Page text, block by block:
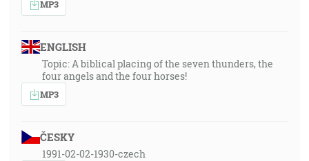
MP3
ENGLISH
Topic: A biblical placing of the seven thunders, the
four angels and the four horses!
MP3
ČESKY
1991-02-02-1930-czech